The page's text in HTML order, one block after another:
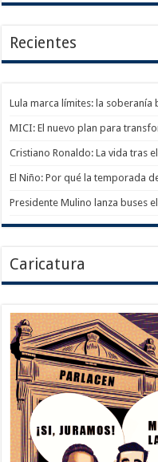
Recientes
Lula marca límites: la soberanía
MICI: El nuevo plan para
Cristiano Ronaldo: La vida tras
El Niño: Por qué la temporada
Presidente Mulino lanza buses
Caricatura